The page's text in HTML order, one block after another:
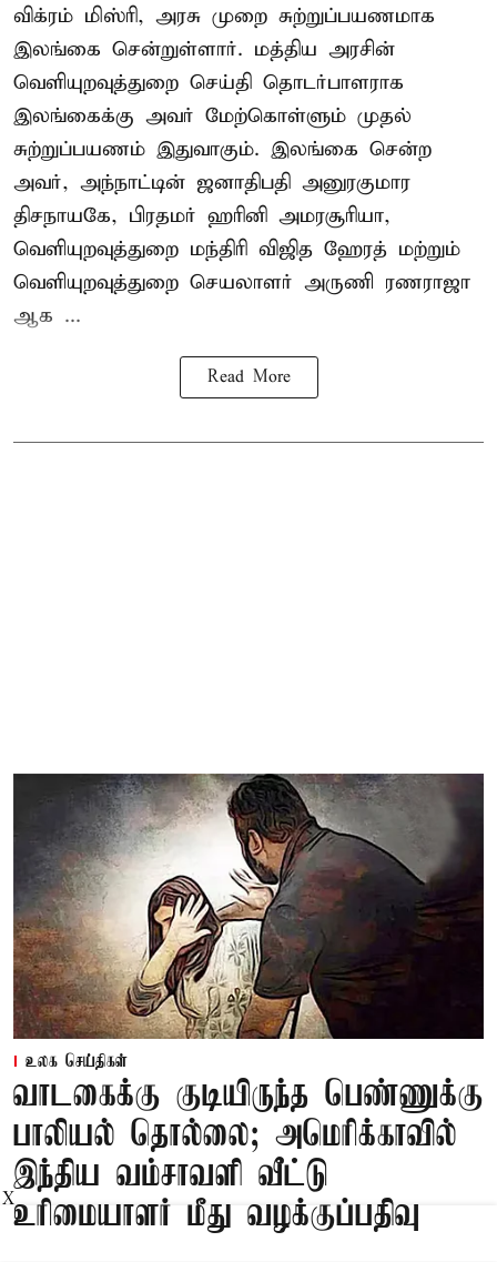
விக்ரம் மிஸ்ரி, அரசு முறை சுற்றுப்பயணமாக
இலங்கை சென்றுள்ளார். மத்திய அரசின்
வெளியுறவுத்துறை செய்தி தொடர்பாளராக
இலங்கைக்கு அவர் மேற்கொள்ளும் முதல்
சுற்றுப்பயணம் இதுவாகும். இலங்கை சென்ற
அவர், அந்நாட்டின் ஜனாதிபதி அனுரகுமார
திசநாயகே, பிரதமர் ஹரினி அமரசூரியா,
வெளியுறவுத்துறை மந்திரி விஜித ஹேரத் மற்றும்
வெளியுறவுத்துறை செயலாளர் அருணி ரணராஜா
ஆக ...
Read More
உலக செய்திகள்
வாடகைக்கு குடியிருந்த பெண்ணுக்கு
பாலியல் தொல்லை; அமெரிக்காவில்
இந்திய வம்சாவளி வீட்டு
உரிமையாளர் மீது வழக்குப்பதிவு
X